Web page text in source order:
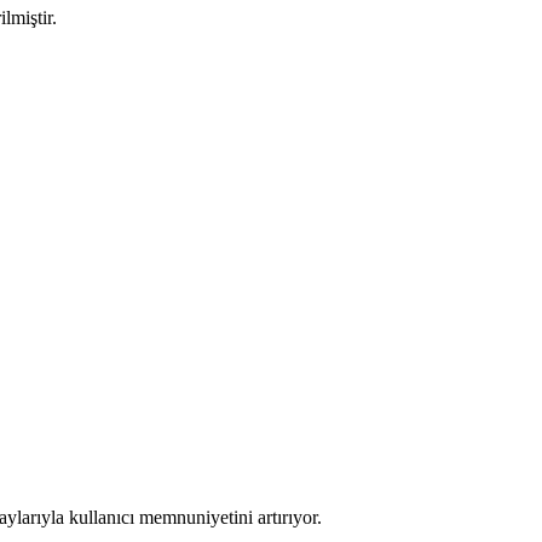
kullanıcı memnuniyetini artırıyor.